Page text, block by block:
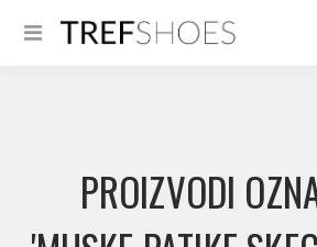
PROIZVODI